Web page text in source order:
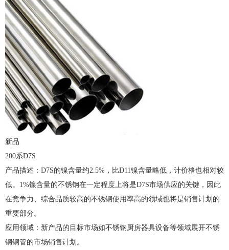
新品
200系D7S
产品描述：D7S的镍含量约2.5%，比D11镍含量略低，计价格也相对较
低。1%镍含量的不锈钢在一定程度上将是D7S市场供应的关键，因此
在竞争力、综合品质较高的不锈钢使用率高的领域也将是销售计划的
重要部分。
应用领域：新产品的目标市场如不锈钢厨房器具设备等领域展开不锈
钢钢管的市场销售计划。